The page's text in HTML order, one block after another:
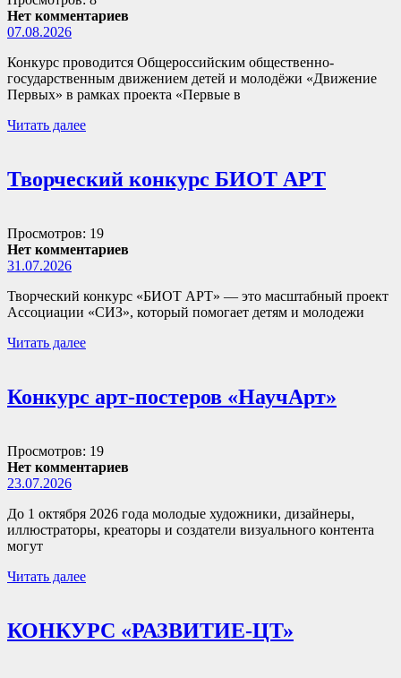
Нет комментариев
07.08.2026
Конкурс проводится Общероссийским общественно-
государственным движением детей и молодёжи «Движение
Первых» в рамках проекта «Первые в
Читать далее
Творческий конкурс БИОТ АРТ
Просмотров: 19
Нет комментариев
31.07.2026
Творческий конкурс «БИОТ АРТ» — это масштабный проект
Ассоциации «СИЗ», который помогает детям и молодежи
Читать далее
Конкурс арт-постеров «НаучАрт»
Просмотров: 19
Нет комментариев
23.07.2026
До 1 октября 2026 года молодые художники, дизайнеры,
иллюстраторы, креаторы и создатели визуального контента
могут
Читать далее
КОНКУРС «РАЗВИТИЕ-ЦТ»